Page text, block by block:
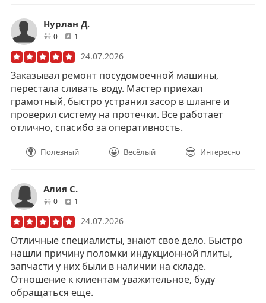
Нурлан Д.
0друзей1
24.07.2026
Заказывал ремонт посудомоечной машины,
перестала сливать воду. Мастер приехал
грамотный, быстро устранил засор в шланге и
проверил систему на протечки. Все работает
отлично, спасибо за оперативность.
Полезный Весёлый Интересно
Алия С.
0друзей1
24.07.2026
Отличные специалисты, знают свое дело. Быстро
нашли причину поломки индукционной плиты,
запчасти у них были в наличии на складе.
Отношение к клиентам уважительное, буду
обращаться еще.